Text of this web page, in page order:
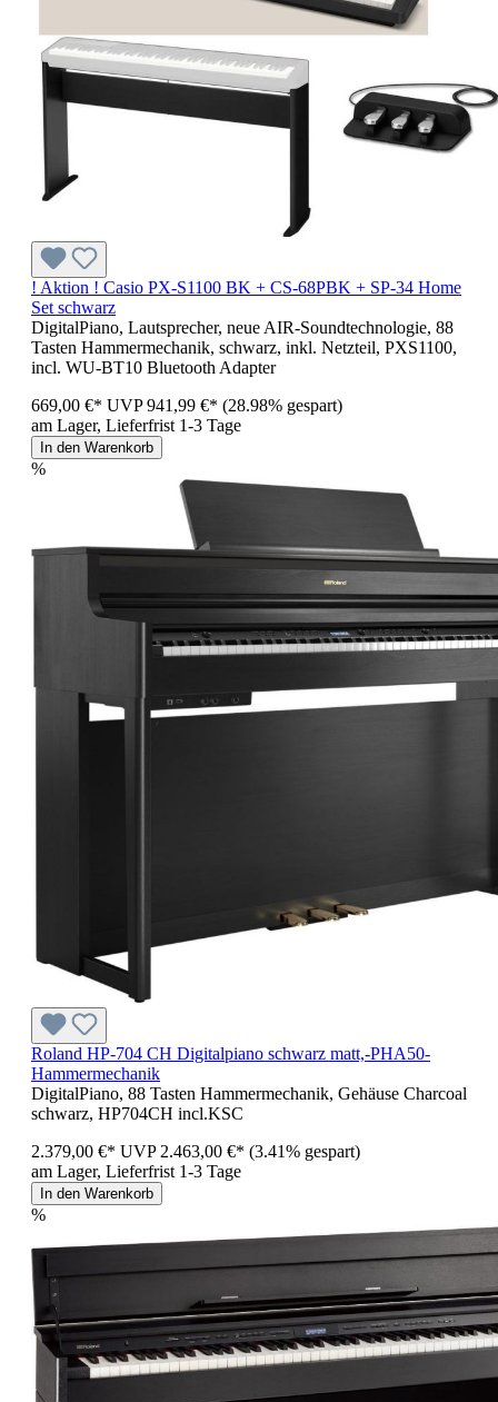
! Aktion ! Casio PX-S1100 BK + CS-68PBK + SP-34 Home
Set schwarz
DigitalPiano, Lautsprecher, neue AIR-Soundtechnologie, 88
Tasten Hammermechanik, schwarz, inkl. Netzteil, PXS1100,
incl. WU-BT10 Bluetooth Adapter
669,00 €* UVP941,99 €* (28.98% gespart)
am Lager, Lieferfrist 1-3 Tage
In den Warenkorb
%
Roland HP-704 CH Digitalpiano schwarz matt,-PHA50-
Hammermechanik
DigitalPiano, 88 Tasten Hammermechanik, Gehäuse Charcoal
schwarz, HP704CH incl.KSC
2.379,00 €* UVP 2.463,00 €* (3.41% gespart)
am Lager, Lieferfrist 1-3 Tage
In den Warenkorb
%